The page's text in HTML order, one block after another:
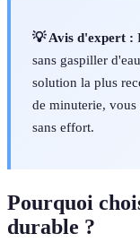
💡 Avis d'expert :
sans gaspiller
solution la plus
de minuterie, vous
sans effort.
Pourquoi
durable ?